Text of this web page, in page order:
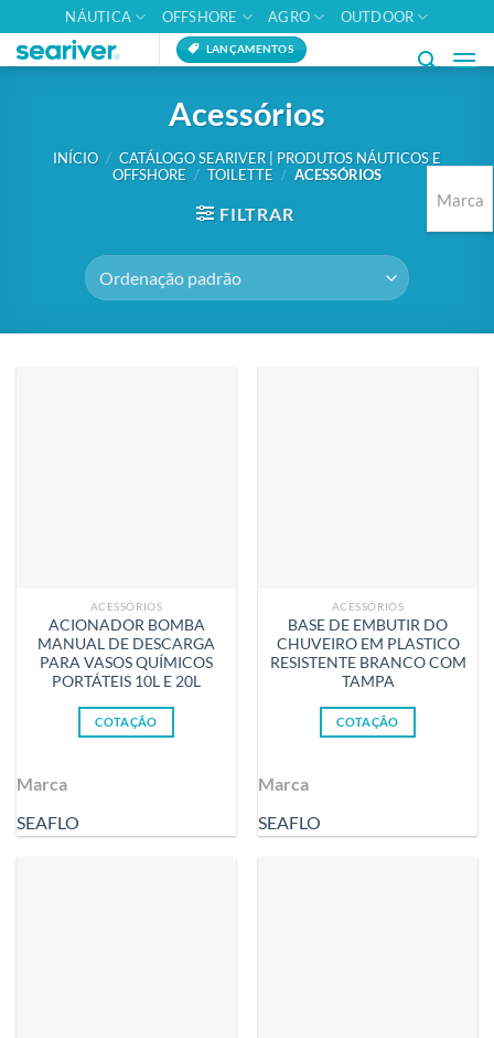
to
content
NÁUTICA OFFSHORE AGRO OUTDOOR
LANÇAMENTOS
Acessórios
INÍCIO / CATÁLOGO SEARIVER | PRODUTOS NÁUTICOS E
OFFSHORE / TOILETTE / ACESSÓRIOS
FILTRAR
ACESSÓRIOS
ACIONADOR BOMBA
MANUAL DE DESCARGA
PARA VASOS QUÍMICOS
PORTÁTEIS 10L E 20L
COTAÇÃO
Marca
SEAFLO
ACESSÓRIOS
BASE DE EMBUTIR DO
CHUVEIRO EM PLASTICO
RESISTENTE BRANCO COM
TAMPA
COTAÇÃO
Marca
SEAFLO
Marca